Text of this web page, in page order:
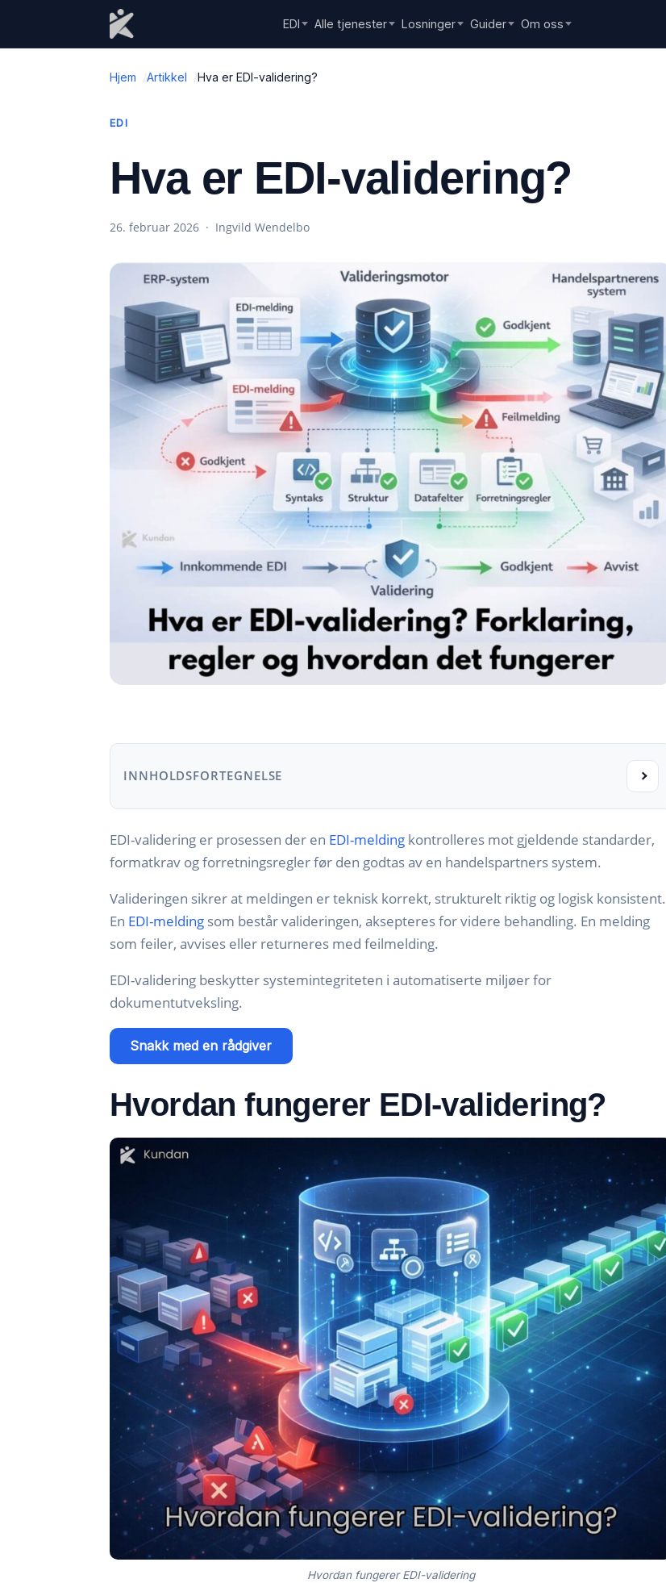
EDI Alle tjenester Losninger Guider Om oss
Hjem Artikkel Hva er EDI-validering?
EDI
Hva er EDI-validering?
26. februar 2026 · Ingvild Wendelbo
INNHOLDSFORTEGNELSE
EDI-validering er prosessen der en EDI-melding kontrolleres mot gjeldende standarder,
formatkrav og forretningsregler før den godtas av en handelspartners system.
Valideringen sikrer at meldingen er teknisk korrekt, strukturelt riktig og logisk konsistent.
En EDI-melding som består valideringen, aksepteres for videre behandling. En melding
som feiler, avvises eller returneres med feilmelding.
EDI-validering beskytter systemintegriteten i automatiserte miljøer for
dokumentutveksling.
Snakk med en rådgiver
Hvordan fungerer EDI-validering?
Hvordan fungerer EDI-validering